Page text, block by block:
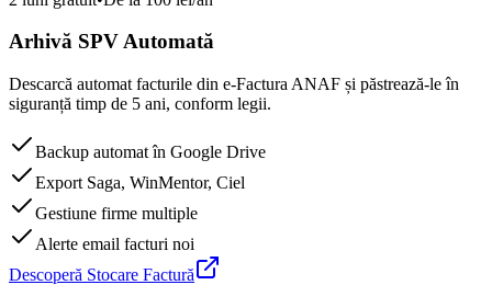
Arhivă SPV Automată
Descarcă automat facturile din e-Factura ANAF și păstrează-le în
siguranță timp de 5 ani, conform legii.
Backup automat în Google Drive
Export Saga, WinMentor, Ciel
Gestiune firme multiple
Alerte email facturi noi
Descoperă Stocare Factură